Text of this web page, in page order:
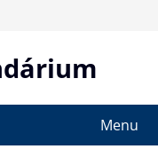
Menu